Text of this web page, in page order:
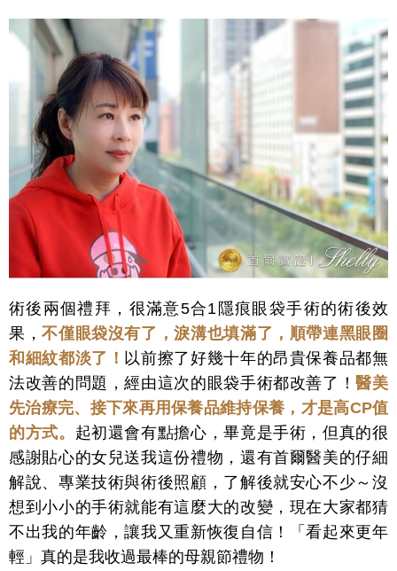
術後兩個禮拜，很滿意5合1隱痕眼袋手術的術後效
果，不僅眼袋沒有了，淚溝也填滿了，順帶連黑眼圈
和細紋都淡了！ 以前擦了好幾十年的昂貴保養品都無
法改善的問題，經由這次的眼袋手術都改善了！醫美
先治療完、接下來再用保養品維持保養，才是高CP值
的方式。 起初還會有點擔心，畢竟是手術，但真的很
感謝貼心的女兒送我這份禮物，還有首爾醫美的仔細
解說、專業技術與術後照顧，了解後就安心不少～沒
想到小小的手術就能有這麼大的改變，現在大家都猜
不出我的年齡，讓我又重新恢復自信！「看起來更年
輕」真的是我收過最棒的母親節禮物！